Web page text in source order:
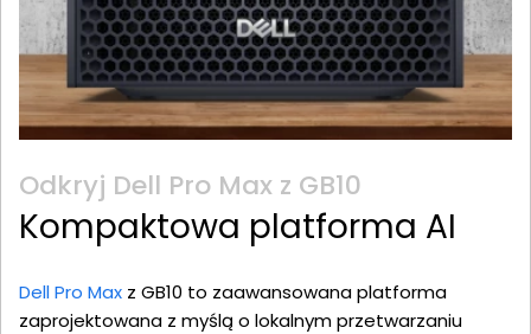
Odkryj Dell Pro Max z GB10
Kompaktowa platforma AI
Dell Pro Max z GB10 to zaawansowana platforma
zaprojektowana z myślą o lokalnym przetwarzaniu